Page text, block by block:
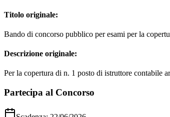
Titolo originale:
Bando di concorso pubblico per esami per la
Descrizione originale:
Per la copertura di n. 1 posto di istruttore contabile
Partecipa al Concorso